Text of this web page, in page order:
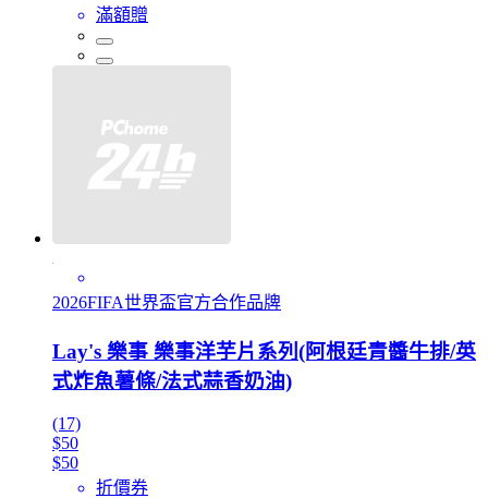
滿額贈
2026FIFA世界盃官方合作品牌
Lay's 樂事 樂事洋芋片系列(阿根廷青醬牛排/英
式炸魚薯條/法式蒜香奶油)
(17)
$50
$50
折價券